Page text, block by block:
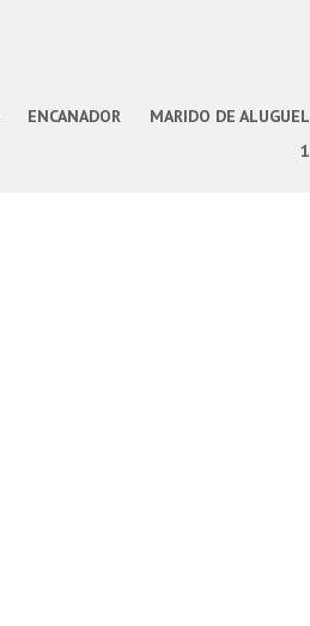
ENCANADOR
MARIDO DE ALUGUEL
1